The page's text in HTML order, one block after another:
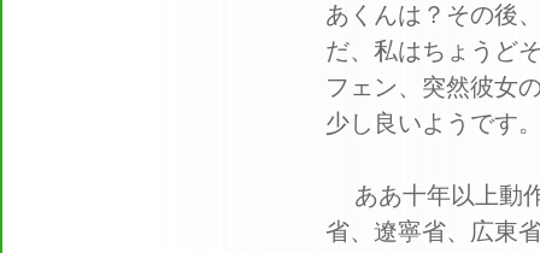
あくんは？ その後
だ、私はちょうど
フェン、突然彼女
少し良いようです
ああ十年以上動
省、遼寧省、広東